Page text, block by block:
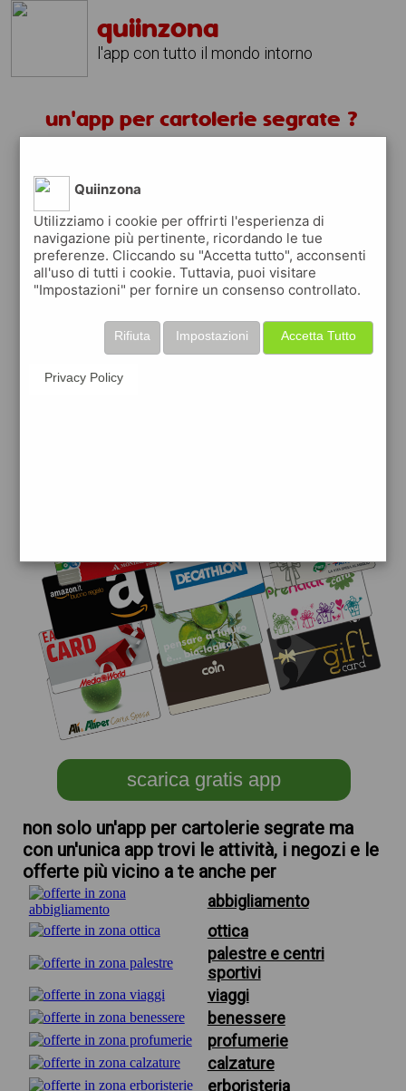
quiinzona
l'app con tutto il mondo intorno
un'app per cartolerie segrate ?
quiinzona è una app
gratuita
che ti aiuta se cerchi 'un'app per
cartolerie segrate ? ' e che ti premia ogni
volta che la usi
raccogli punti da convertire inbuoni sconto
o gift card
per fare la spesa, fare
scarica gratis app
non solo un'app per cartolerie segrate ma
con un'unica app trovi le attività, i negozi e le
offerte più vicino a te anche per
abbigliamento
ottica
palestre e centri
sportivi
viaggi
benessere
profumerie
calzature
erboristeria
Quiinzona
Utilizziamo i cookie per offrirti l'esperienza di
navigazione più pertinente, ricordando le tue
preferenze. Cliccando su "Accetta tutto", acconsenti
all'uso di tutti i cookie. Tuttavia, puoi visitare
"Impostazioni" per fornire un consenso controllato.
Accetta Tutto
Impostazioni
Rifiuta
Privacy Policy